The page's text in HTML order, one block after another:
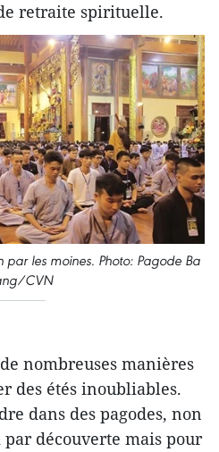
retraite spirituelle.
les moines. Photo: Pagode Ba
CVN
nombreuses manières
des étés inoubliables.
dans des pagodes, non
découverte mais pour